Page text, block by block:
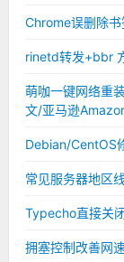
Chrome误删除书
rinetd转发+bbr
萌咖一键网络重
文/亚马逊
Debian/CentOS
常见服务器地区
Typecho直接关
拥塞控制改善网